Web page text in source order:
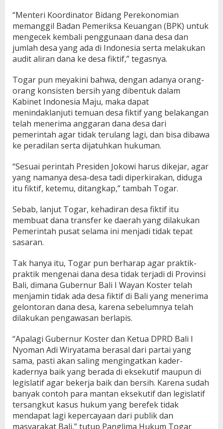
“Menteri Koordinator Bidang Perekonomian
memanggil Badan Pemeriksa Keuangan (BPK) untuk
mengecek kembali penggunaan dana desa dan
jumlah desa yang ada di Indonesia serta melakukan
audit aliran dana ke desa fiktif,” tegasnya.
Togar pun meyakini bahwa, dengan adanya orang-
orang konsisten bersih yang dibentuk dalam
Kabinet Indonesia Maju, maka dapat
menindaklanjuti temuan desa fiktif yang belakangan
telah menerima anggaran dana desa dari
pemerintah agar tidak terulang lagi, dan bisa dibawa
ke peradilan serta dijatuhkan hukuman.
“Sesuai perintah Presiden Jokowi harus dikejar, agar
yang namanya desa-desa tadi diperkirakan, diduga
itu fiktif, ketemu, ditangkap,” tambah Togar.
Sebab, lanjut Togar, kehadiran desa fiktif itu
membuat dana transfer ke daerah yang dilakukan
Pemerintah pusat selama ini menjadi tidak tepat
sasaran.
Tak hanya itu, Togar pun berharap agar praktik-
praktik mengenai dana desa tidak terjadi di Provinsi
Bali, dimana Gubernur Bali I Wayan Koster telah
menjamin tidak ada desa fiktif di Bali yang menerima
gelontoran dana desa, karena sebelumnya telah
dilakukan pengawasan berlapis.
“Apalagi Gubernur Koster dan Ketua DPRD Bali I
Nyoman Adi Wiryatama berasal dari partai yang
sama, pasti akan saling mengingatkan kader-
kadernya baik yang berada di eksekutif maupun di
legislatif agar bekerja baik dan bersih. Karena sudah
banyak contoh para mantan eksekutif dan legislatif
tersangkut kasus hukum yang berefek tidak
mendapat lagi kepercayaan dari publik dan
masyarakat Bali,” tutup Panglima Hukum Togar